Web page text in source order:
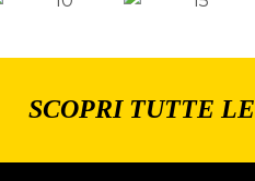
SCOPRI TUTTE